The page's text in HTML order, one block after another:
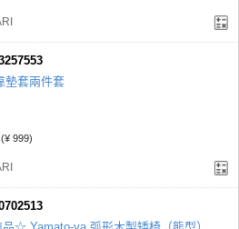
墊套兩件套
(¥ 999)